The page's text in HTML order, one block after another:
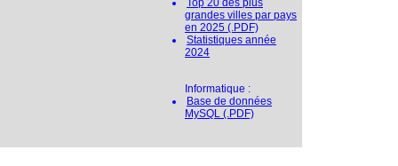
Top 20 des plus
grandes villes par pays
en 2025 (.PDF)
Statistiques année
2024
Informatique :
Base de données
MySQL (.PDF)